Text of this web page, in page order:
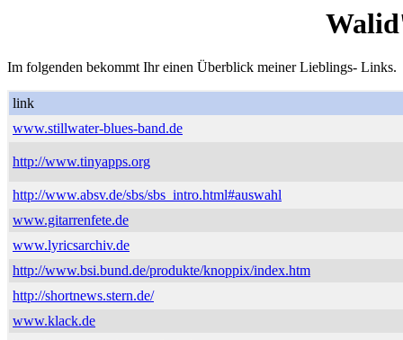
Im folgenden bekommt Ihr einen Überblick meiner Lieblings- Links.
link
www.stillwater-blues-band.de
http://www.tinyapps.org
http://www.absv.de/sbs/sbs_intro.html#auswahl
www.gitarrenfete.de
www.lyricsarchiv.de
http://www.bsi.bund.de/produkte/knoppix/index.htm
http://shortnews.stern.de/
www.klack.de